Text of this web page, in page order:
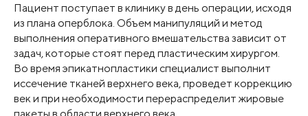
цены в малоизвестных клиниках, но не стоит
экономить на пластической операции, потому что
исправление ее недочетов в будущем намного
сложнее и затратнее в финансовом плане.
Пациент поступает в клинику в день операции, исходя
из плана оперблока. Объем манипуляций и метод
выполнения оперативного вмешательства зависит от
задач, которые стоят перед пластическим хирургом.
Во время эпикатнопластики специалист выполнит
иссечение тканей верхнего века, проведет коррекцию
век и при необходимости перераспределит жировые
пакеты в области верхнего века.